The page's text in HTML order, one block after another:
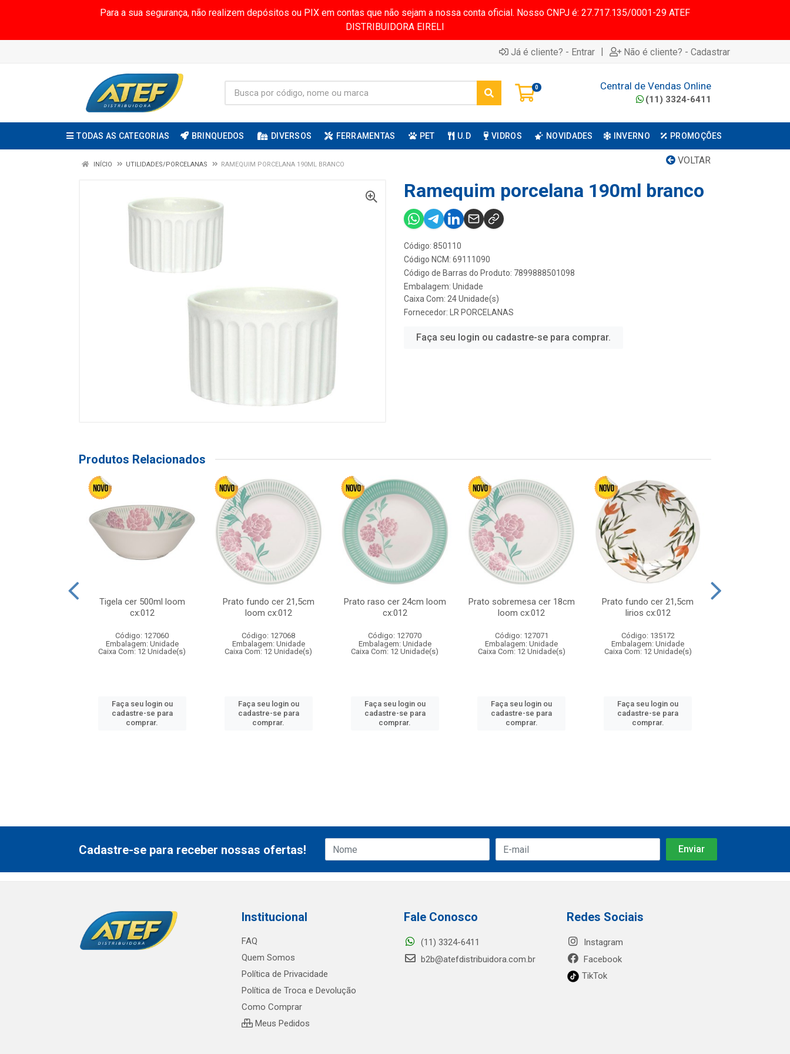
Para a sua segurança, não realizem depósitos ou PIX em contas que não sejam a nossa conta oficial. Nosso CNPJ é: 27.717.135/0001-29 ATEF
DISTRIBUIDORA EIRELI
Já é cliente? - Entrar | Não é cliente? - Cadastrar
0 Central de Vendas Online
(11) 3324-6411
TODAS AS CATEGORIAS BRINQUEDOS DIVERSOS FERRAMENTAS PET U.D VIDROS NOVIDADES INVERNO PROMOÇÕES
VOLTAR
INÍCIO UTILIDADES/PORCELANAS RAMEQUIM PORCELANA 190ML BRANCO
Ramequim porcelana 190ml branco
Código: 850110
Código NCM: 69111090
Código de Barras do Produto: 7899888501098
Embalagem: Unidade
Caixa Com: 24 Unidade(s)
Fornecedor:
LR PORCELANAS
Faça seu login ou cadastre-se para comprar.
Produtos Relacionados
Tigela cer 500ml loom
cx:012
Código: 127060
Embalagem: Unidade
Caixa Com: 12 Unidade(s)
Faça seu login ou
cadastre-se para
comprar.
Prato fundo cer 21,5cm
loom cx:012
Código: 127068
Embalagem: Unidade
Caixa Com: 12 Unidade(s)
Faça seu login ou
cadastre-se para
comprar.
Prato raso cer 24cm loom
cx:012
Código: 127070
Embalagem: Unidade
Caixa Com: 12 Unidade(s)
Faça seu login ou
cadastre-se para
comprar.
Prato sobremesa cer 18cm
loom cx:012
Código: 127071
Embalagem: Unidade
Caixa Com: 12 Unidade(s)
Faça seu login ou
cadastre-se para
comprar.
Prato fundo cer 21,5cm
lirios cx:012
Código: 135172
Embalagem: Unidade
Caixa Com: 12 Unidade(s)
Faça seu login ou
cadastre-se para
comprar.
Cadastre-se para receber nossas ofertas!
Institucional
FAQ
Quem Somos
Política de Privacidade
Política de Troca e Devolução
Como Comprar
Meus Pedidos
Fale Conosco
(11) 3324-6411
b2b@atefdistribuidora.com.br
Redes Sociais
Instagram
Facebook
TikTok